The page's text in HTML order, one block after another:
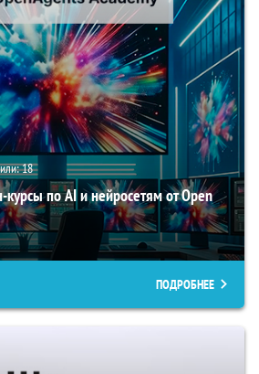
18
курсы по AI и нейросетям от Open
ПОДРОБНЕЕ